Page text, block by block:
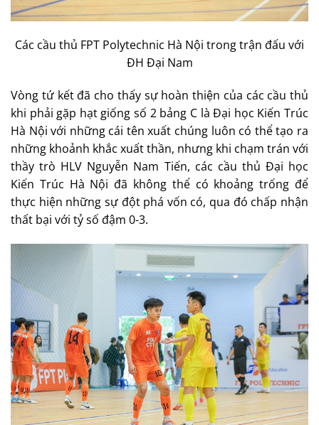
Các cầu thủ FPT Polytechnic Hà Nội trong trận đấu với
ĐH Đại Nam
Vòng tứ kết đã cho thấy sự hoàn thiện của các cầu thủ
khi phải gặp hạt giống số 2 bảng C là Đại học Kiến Trúc
Hà Nội với những cái tên xuất chúng luôn có thể tạo ra
những khoảnh khắc xuất thần, nhưng khi chạm trán với
thầy trò HLV Nguyễn Nam Tiến, các cầu thủ Đại học
Kiến Trúc Hà Nội đã không thể có khoảng trống để
thực hiện những sự đột phá vốn có, qua đó chấp nhận
thất bại với tỷ số đậm 0-3.